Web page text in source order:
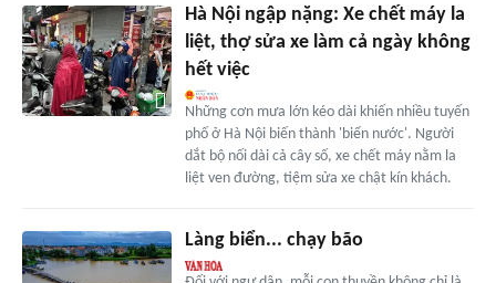
Hà Nội ngập nặng: Xe chết máy la
liệt, thợ sửa xe làm cả ngày không
hết việc
Những cơn mưa lớn kéo dài khiến nhiều tuyến
phố ở Hà Nội biến thành 'biển nước'. Người
dắt bộ nối dài cả cây số, xe chết máy nằm la
liệt ven đường, tiệm sửa xe chật kín khách.
Làng biển... chạy bão